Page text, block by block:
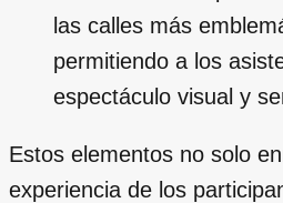
las calles más
permitiendo a los
espectáculo visual y
Estos elementos no solo
experiencia de los